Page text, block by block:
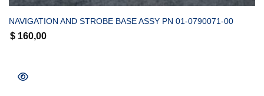
NAVIGATION AND STROBE BASE ASSY PN 01-0790071-00
$ 160,00